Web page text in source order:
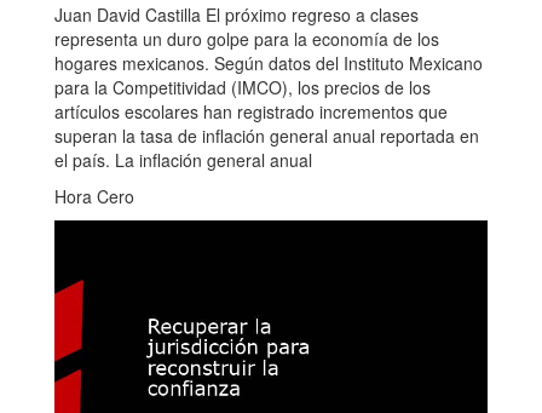
Juan David Castilla El próximo regreso a clases
representa un duro golpe para la economía de los
hogares mexicanos. Según datos del Instituto Mexicano
para la Competitividad (IMCO), los precios de los
artículos escolares han registrado incrementos que
superan la tasa de inflación general anual reportada en
el país. La inflación general anual
Hora Cero